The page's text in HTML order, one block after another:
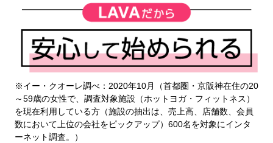
※イー・クオーレ調べ：2020年10月（首都圏・京阪神在住の20
～59歳の女性で、調査対象施設（ホットヨガ・フィットネス）
を現在利用している方（施設の抽出は、売上高、店舗数、会員
数において上位の会社をピックアップ）600名を対象にインタ
ーネット調査。）